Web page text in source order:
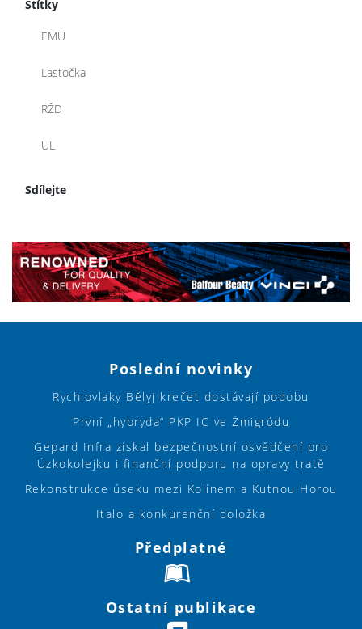
Štítky
EMU
Lastočka
RŽD
UL
Sdílejte
Poslední novinky
Rychlovlaky Bělyj krečet dostávají podobu
První „hybryda“ PKP IC ve Żmigródu
Gepard Infra získal bezpečnostní osvědčení pro
Úzkokolejku i finanční podporu na opravy tratě
Rekonstrukce úseku mezi Kolínem a Kutnou Horou
Italo a konkurenční doložka
Předplatné
Ostatní publikace